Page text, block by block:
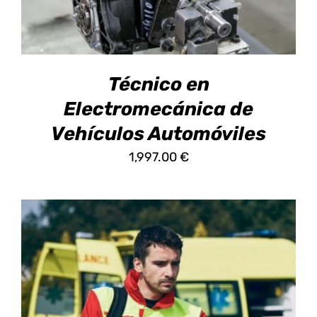
MÚLTIPLES
VARIANTES.
LAS
OPCIONES
PUEDEN
ELEGIR
EN
LA
Técnico en
Electromecánica de
Vehículos Automóviles
1,997.00€